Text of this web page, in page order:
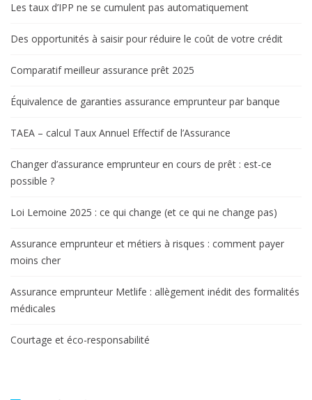
Les taux d’IPP ne se cumulent pas automatiquement
Des opportunités à saisir pour réduire le coût de votre crédit
Comparatif meilleur assurance prêt 2025
Équivalence de garanties assurance emprunteur par banque
TAEA – calcul Taux Annuel Effectif de l’Assurance
Changer d’assurance emprunteur en cours de prêt : est-ce
possible ?
Loi Lemoine 2025 : ce qui change (et ce qui ne change pas)
Assurance emprunteur et métiers à risques : comment payer
moins cher
Assurance emprunteur Metlife : allègement inédit des formalités
médicales
Courtage et éco-responsabilité